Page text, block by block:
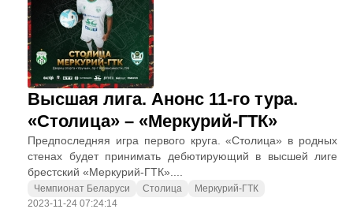
Высшая лига. Анонс 11-го тура.
«Столица» – «Меркурий-ГТК»
Предпоследняя игра первого круга. «Столица» в родных
стенах будет принимать дебютирующий в высшей лиге
брестский «Меркурий-ГТК»....
Чемпионат Беларуси Столица
Меркурий-ГТК
2023-11-24 07:24:14